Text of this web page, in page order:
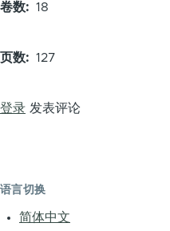
卷数
18
页数 127
登录 发表评论
语言切换
简体中文